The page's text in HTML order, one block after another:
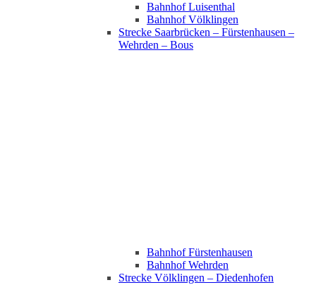
Bahnhof Luisenthal
Bahnhof Völklingen
Strecke Saarbrücken – Fürstenhausen –
Wehrden – Bous
Bahnhof Fürstenhausen
Bahnhof Wehrden
Strecke Völklingen – Diedenhofen